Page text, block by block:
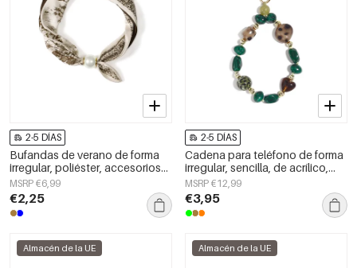
2-5 DÍAS
Bufandas de verano de forma
irregular, poliéster, accesorios
diarios
MSRP €6,99
€2,25
2-5 DÍAS
Cadena para teléfono de forma
irregular, sencilla, de acrílico,
accesorio de uso diario.
MSRP €12,99
€3,95
Almacén de la UE Almacén de la UE